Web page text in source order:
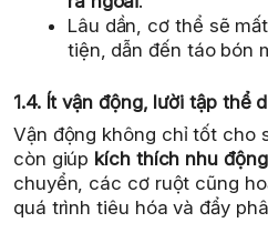
Lâu dần, cơ thể sẽ
tiện, dẫn đến táo bón
1.4. Ít vận động, lười tập thể
Vận động không chỉ tốt cho
còn giúp kích thích nhu
chuyển, các cơ ruột cũng
quá trình tiêu hóa và đẩy